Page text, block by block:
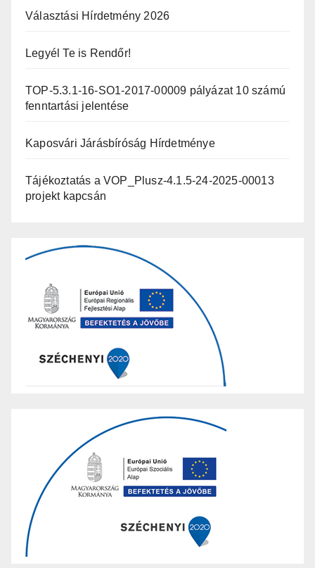
Választási Hírdetmény 2026
Legyél Te is Rendőr!
TOP-5.3.1-16-SO1-2017-00009 pályázat 10 számú
fenntartási jelentése
Kaposvári Járásbíróság Hírdetménye
Tájékoztatás a VOP_Plusz-4.1.5-24-2025-00013
projekt kapcsán